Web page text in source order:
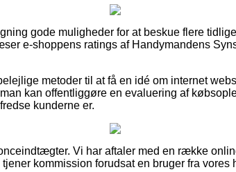
gode muligheder for at beskue flere
e-shoppens ratings af Handymandens
metoder til at få en idé om internet
kan offentliggøre en evaluering af
kunderne er.
Vi har aftaler med en række
kommission forudsat en bruger fra vores